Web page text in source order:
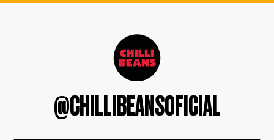
@CHILLIBEANSOFICIAL